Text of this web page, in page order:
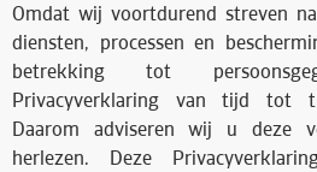
Omdat wij voortdurend streven
diensten, processen en
betrekking tot
Privacyverklaring van tijd tot
Daarom adviseren wij u deze
herlezen. Deze